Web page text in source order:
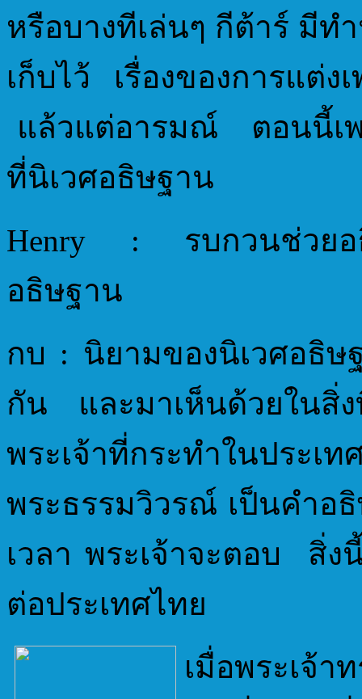
หรือบางทีเล่นๆ กีต้าร์ มีท
เก็บไว้ เรื่องของการแ
แล้วแต่อารมณ์ ตอนนี้เพ
ที่นิเวศอธิษฐาน
Henry : รบกวนช่วยอธิ
อธิษฐาน
กบ : นิยามของนิเวศอธิษ
กัน และมาเห็นด้วยในสิ่ง
พระเจ้าที่กระทำในปร
พระธรรมวิวรณ์ เป็นคำ
เวลา พระเจ้าจะตอบ สิ่
ต่อประเทศไทย
เมื่อพระเจ้